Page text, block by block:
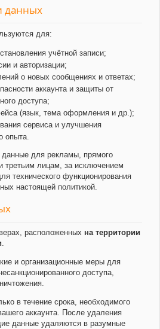
данных
для:
учётной записи;
и авторизации;
о новых сообщениях и ответах;
аккаунта и защиты от
доступа;
(язык, тема оформления и др.);
сервиса и улучшения
опыта.
для рекламы, прямого
третьим лицам, за исключением
технического функционирования
настоящей политикой.
расположенных на территории
.
и организационные меры для
доступа,
в течение срока, необходимого
аккаунта. После удаления
данные удаляются в разумные